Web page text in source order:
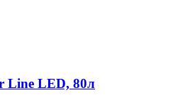
Line LED, 80л